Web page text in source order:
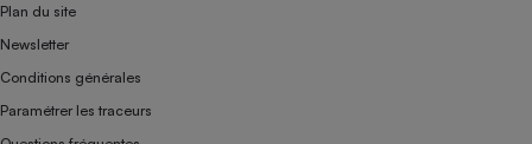
Plan du site
Newsletter
Conditions générales
Paramétrer les traceurs